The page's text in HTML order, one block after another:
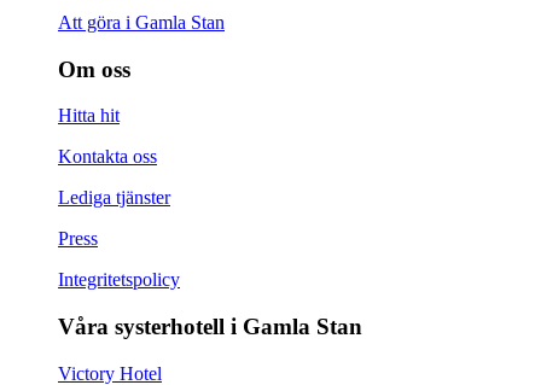
Att göra i Gamla Stan
Om oss
Hitta hit
Kontakta oss
Lediga tjänster
Press
Integritetspolicy
Våra systerhotell i Gamla Stan
Victory Hotel